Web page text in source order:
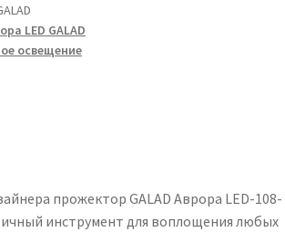
LED GALAD
освещение
прожектор GALAD Аврора LED-108-
инструмент для воплощения любых